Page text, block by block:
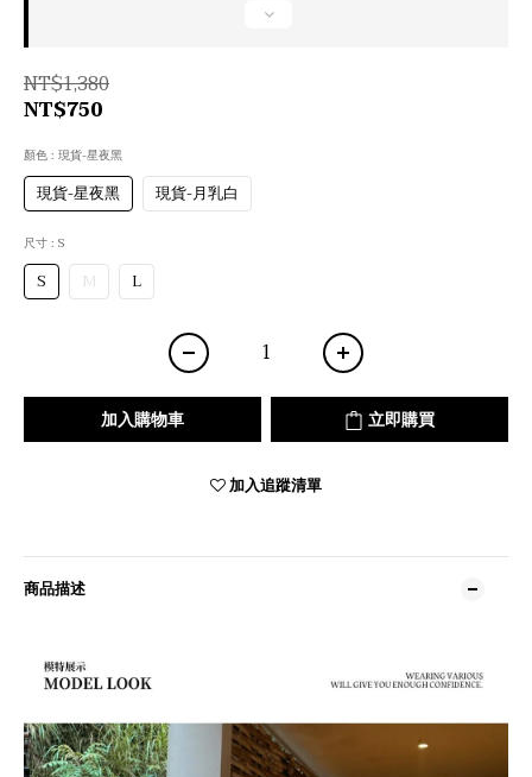
NT$1,380
NT$750
顏色: 現貨-星夜黑
現貨-星夜黑 現貨-月乳白
尺寸: S
S M L
加入購物車 立即購買
加入追蹤清單
商品描述